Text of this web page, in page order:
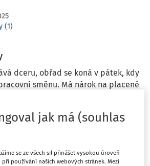
(1)
dceru, obřad se koná v pátek, kdy
směnu. Má nárok na placené
jak má (souhlas
se ze všech sil přinášet vysokou úroveň
používání našich webových stránek. Mezi